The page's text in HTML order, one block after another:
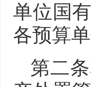
单位国
各预算
第二